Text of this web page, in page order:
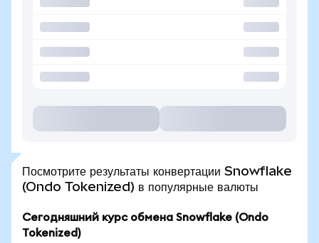
Посмотрите результаты конвертации Snowflake
(Ondo Tokenized) в популярные валюты
Сегодняшний курс обмена Snowflake (Ondo
Tokenized)